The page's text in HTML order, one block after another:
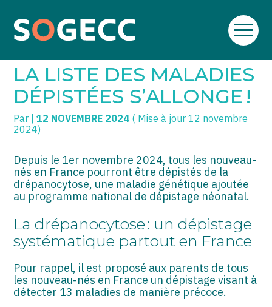
Aller
SOGECC – Coignières
SOGECC – Noisy
SOGECC – République
SOGECC – Turbigo
TPE/PME
COMMERÇANTS
GROUPE
SCI / LMNP
HOLDING
PARTICULIERS
EXPATRIÉ NON RÉSIDANT
IMPATRIÉ / EXPATRIÉ
ASSOCIATIONS
Créer et reprendre une activité
Gérer votre quotidien
Piloter votre entreprise
Développer votre entreprise
Être prêt pour la facturation
électronique
DÉPISTAGE NÉONATAL :
LA LISTE DES MALADIES
DÉPISTÉES S’ALLONGE !
Par |12 NOVEMBRE 2024 ( Mise à jour 12 novembre
2024)
Depuis le 1er novembre 2024, tous les nouveau-
nés en France pourront être dépistés de la
drépanocytose, une maladie génétique ajoutée
au programme national de dépistage néonatal.
La drépanocytose : un dépistage
systématique partout en France
Pour rappel, il est proposé aux parents de tous
les nouveau-nés en France un dépistage visant à
détecter 13 maladies de manière précoce.